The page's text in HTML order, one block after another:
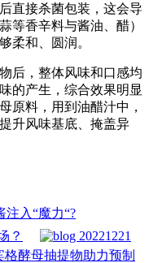
直接杀菌包装，这会导
等香辛料与酱油、醋）
柔和、圆润。
后，整体风味和口感均
的产生，综合效果明显
原料，用到油醋汁中，
升风味基底、掩盖异
入“魔力“?
？
酵母抽提物助力预制